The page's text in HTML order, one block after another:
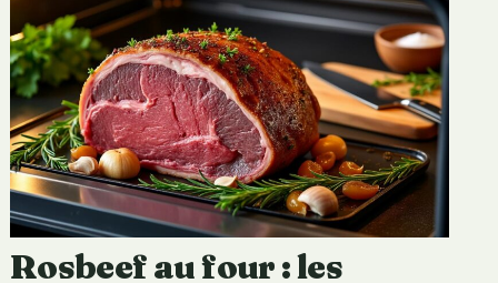
Rosbeef au four : les